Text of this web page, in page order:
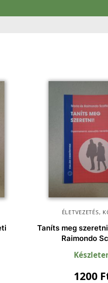
ÉLETVEZETÉS,
Taníts meg
Raimondo
1200